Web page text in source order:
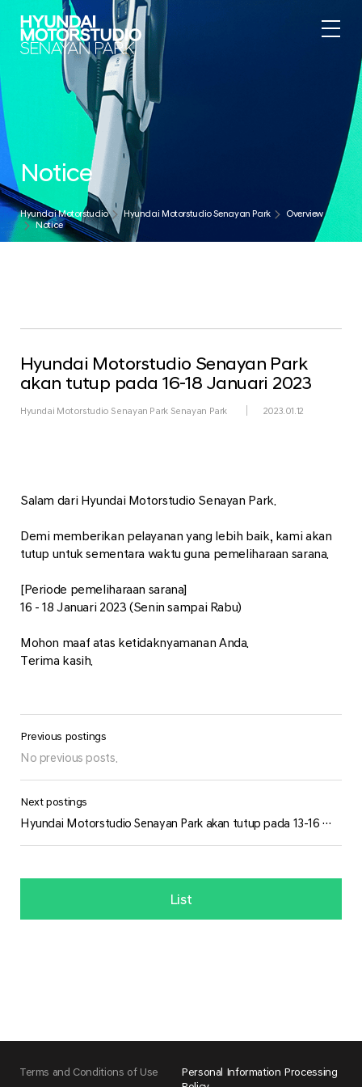
Notice
Hyundai Motorstudio Hyundai Motorstudio Senayan Park
Overview
Notice
Hyundai Motorstudio Senayan Park
akan tutup pada 16-18 Januari 2023
Hyundai Motorstudio Senayan Park Senayan Park 2023.01.12
Salam dari Hyundai Motorstudio Senayan Park.
Demi memberikan pelayanan yang lebih baik, kami akan
tutup untuk sementara waktu guna pemeliharaan sarana.
[Periode pemeliharaan sarana]
16 - 18 Januari 2023 (Senin sampai Rabu)
Mohon maaf atas ketidaknyamanan Anda.
Terima kasih.
No previous posts.
Hyundai Motorstudio Senayan Park akan tutup pada 13-16 Maret 2023.
List
Terms and Conditions of Use
Personal Information Processing